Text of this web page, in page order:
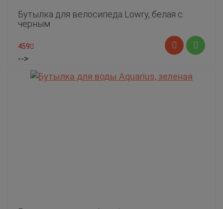
Бутылка для велосипеда Lowry, белая с
черным
459
-->